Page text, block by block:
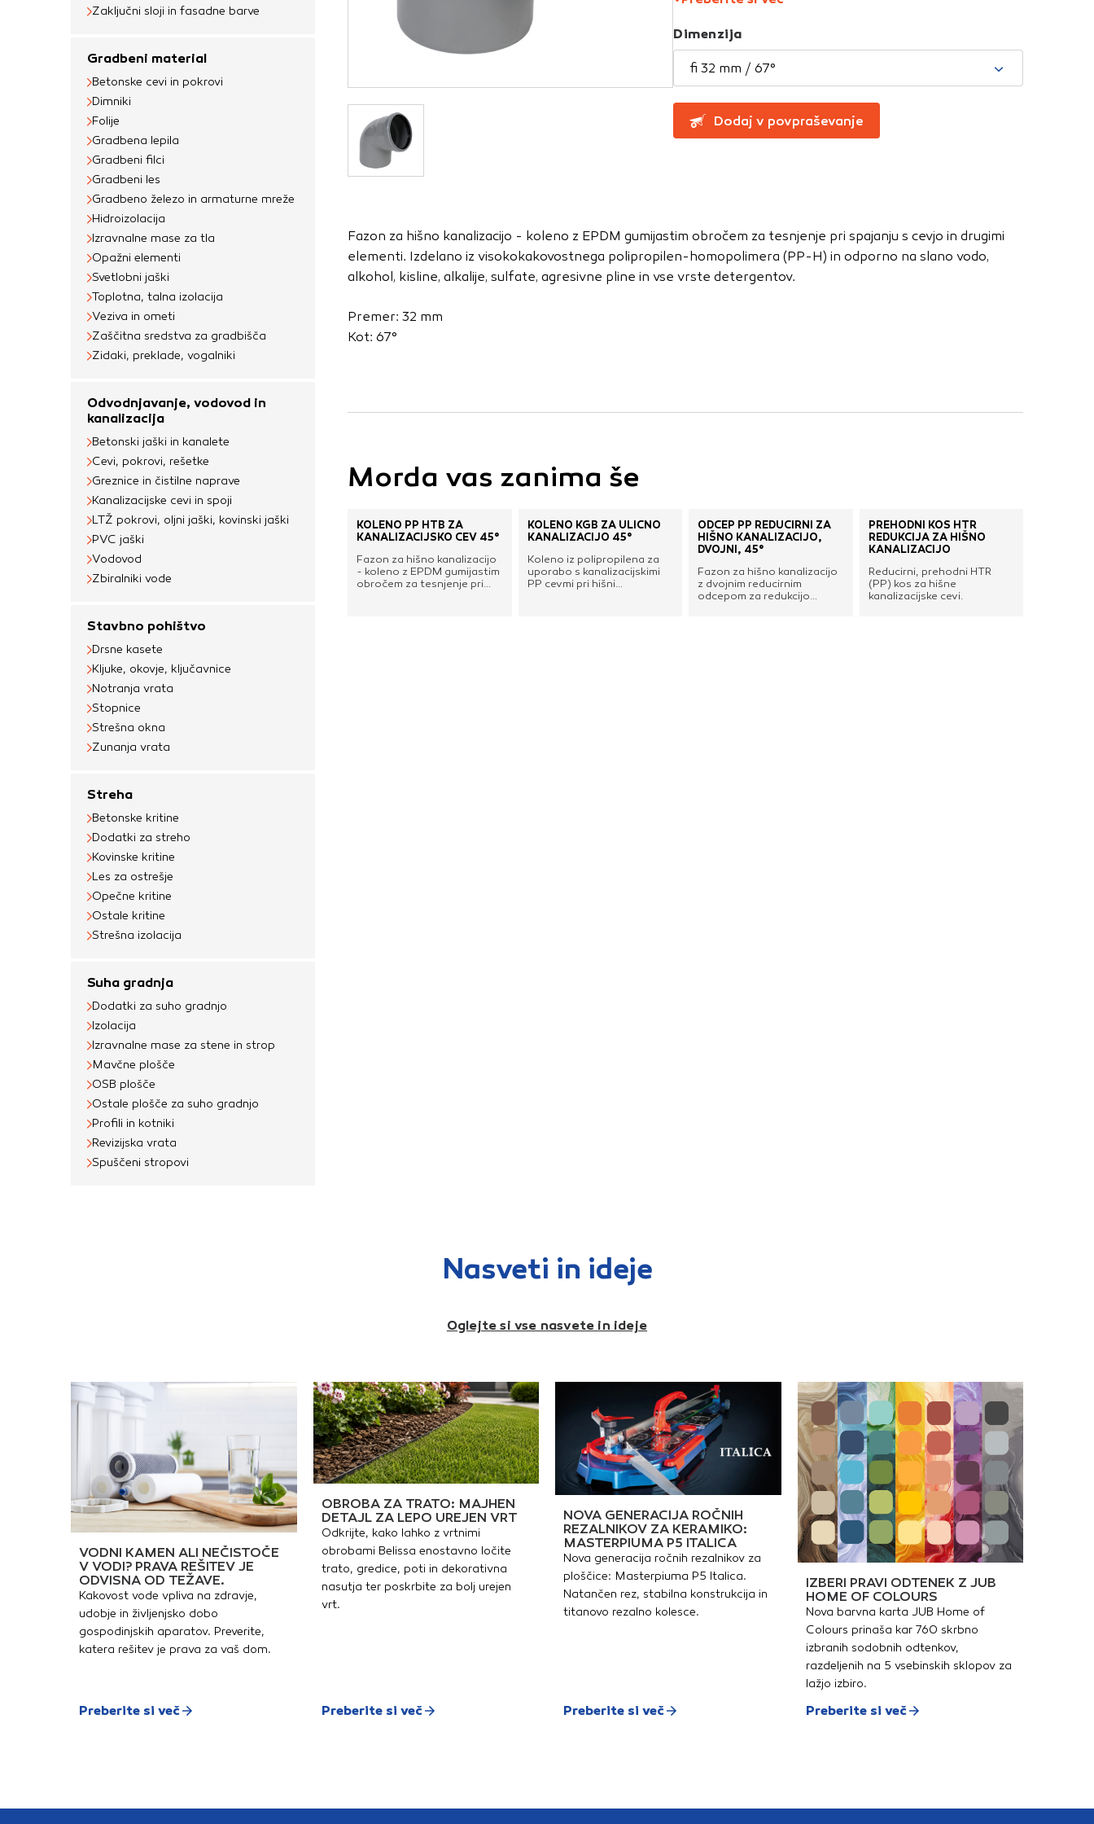
Zaključni sloji in fasadne barve
Gradbeni material
Betonske cevi in pokrovi
Dimniki
Folije
Gradbena lepila
Gradbeni filci
Gradbeni les
Gradbeno železo in armaturne mreže
Hidroizolacija
Izravnalne mase za tla
Opažni elementi
Svetlobni jaški
Toplotna, talna izolacija
Veziva in ometi
Zaščitna sredstva za gradbišča
Zidaki, preklade, vogalniki
Odvodnjavanje, vodovod in
kanalizacija
Betonski jaški in kanalete
Cevi, pokrovi, rešetke
Greznice in čistilne naprave
Kanalizacijske cevi in spoji
LTŽ pokrovi, oljni jaški, kovinski jaški
PVC jaški
Vodovod
Zbiralniki vode
Stavbno pohištvo
Drsne kasete
Kljuke, okovje, ključavnice
Notranja vrata
Stopnice
Strešna okna
Zunanja vrata
Streha
Betonske kritine
Dodatki za streho
Kovinske kritine
Les za ostrešje
Opečne kritine
Ostale kritine
Strešna izolacija
Suha gradnja
Dodatki za suho gradnjo
Izolacija
Izravnalne mase za stene in strop
Mavčne plošče
OSB plošče
Ostale plošče za suho gradnjo
Profili in kotniki
Revizijska vrata
Spuščeni stropovi
Dimenzija
fi 32 mm / 67°
Dodaj v povpraševanje
Fazon za hišno kanalizacijo - koleno z EPDM gumijastim obročem za tesnjenje pri spajanju s cevjo in drugimi
elementi. Izdelano iz visokokakovostnega polipropilen-homopolimera (PP-H) in odporno na slano vodo,
alkohol, kisline, alkalije, sulfate, agresivne pline in vse vrste detergentov.
Premer: 32 mm
Kot: 67°
Morda vas zanima še
KOLENO PP HTB ZA
KANALIZACIJSKO CEV 45°
Fazon za hišno kanalizacijo
- koleno z EPDM gumijastim
obročem za tesnjenje pri
KOLENO KGB ZA ULIČNO
KANALIZACIJO 45°
Koleno iz polipropilena za
uporabo s kanalizacijskimi
PP cevmi pri hišni
ODCEP PP REDUCIRNI ZA
HIŠNO KANALIZACIJO,
DVOJNI, 45°
Fazon za hišno kanalizacijo
z dvojnim reducirnim
odcepom za redukcijo
PREHODNI KOS HTR
REDUKCIJA ZA HIŠNO
KANALIZACIJO
Reducirni, prehodni HTR
(PP) kos za hišne
kanalizacijske cevi.
Nasveti in ideje
Oglejte si vse nasvete in ideje
VODNI KAMEN ALI NEČISTOČE
V VODI? PRAVA REŠITEV JE
ODVISNA OD TEŽAVE.
Kakovost vode vpliva na zdravje,
udobje in življenjsko dobo
gospodinjskih aparatov. Preverite,
katera rešitev je prava za vaš dom.
Preberite si več
OBROBA ZA TRATO: MAJHEN
DETAJL ZA LEPO UREJEN VRT
Odkrijte, kako lahko z vrtnimi
obrobami Belissa enostavno ločite
trato, gredice, poti in dekorativna
nasutja ter poskrbite za bolj urejen
vrt.
Preberite si več
NOVA GENERACIJA ROČNIH
REZALNIKOV ZA KERAMIKO:
MASTERPIUMA P5 ITALICA
Nova generacija ročnih rezalnikov za
ploščice: Masterpiuma P5 Italica.
Natančen rez, stabilna konstrukcija in
titanovo rezalno kolesce.
Preberite si več
IZBERI PRAVI ODTENEK Z JUB
HOME OF COLOURS
Nova barvna karta JUB Home of
Colours prinaša kar 760 skrbno
izbranih sodobnih odtenkov,
razdeljenih na 5 vsebinskih sklopov za
lažjo izbiro.
Preberite si več
Obvezni piškotki
Ti piškotki so nujni za delovanje spletnega mesta, zato jih v naših sistemih ni mogoče izklopiti.
Običajno so nastavljeni samo kot odziv na vaša dejanja, ki vodijo do storitvenih zahtev, na primer
nastavitev zasebnosti, prijava ali izpolnjevanje obrazcev. Na voljo imate nastavitev, da brskalnik
blokira te piškotke ali vas opozori na njih. V tem primeru nekateri deli spletnega mesta ne bodo
Piškotki za učinkovitost delovanja
S temi piškotki štejemo obiske in izvor prometa, da lahko merimo in izboljšamo učinkovitost
priljubljena, in opazujemo, kako se obiskovalci pomikajo po spletnem mestu. Podatki, ki jih piškotki
zbirajo, so združeni in anonimni. Če uporabo teh piškotkov zavrnete, ne bomo vedeli, kdaj ste
obiskali naše spletno mesto.
Piškotki za ciljno usmerjenost
naprave. Če zavrnete uporabo teh piškotkov, ne boste deležni našega ciljnega spletnega
Potrdi moje izbire